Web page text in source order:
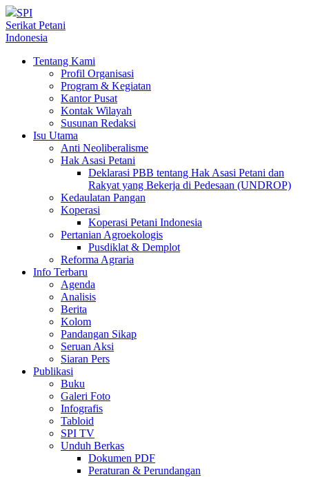
SPI
Serikat Petani
Indonesia
Tentang Kami
Profil Organisasi
Program & Kegiatan
Kantor Pusat
Kontak Wilayah
Susunan Redaksi
Isu Utama
Anti Neoliberalisme
Hak Asasi Petani
Deklarasi PBB tentang Hak Asasi Petani dan
Rakyat yang Bekerja di Pedesaan (UNDROP)
Kedaulatan Pangan
Koperasi
Koperasi Petani Indonesia
Pertanian Agroekologis
Pusdiklat & Demplot
Reforma Agraria
Info Terbaru
Agenda
Analisis
Berita
Kolom
Pandangan Sikap
Seruan Aksi
Siaran Pers
Publikasi
Buku
Galeri Foto
Infografis
Tabloid
SPI TV
Unduh Berkas
Dokumen PDF
Peraturan & Perundangan